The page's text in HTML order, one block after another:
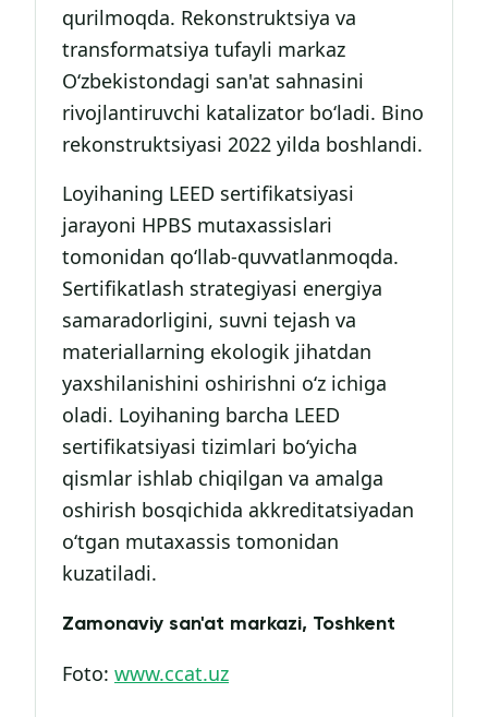
qurilmoqda. Rekonstruktsiya va
transformatsiya tufayli markaz
O‘zbekistondagi san'at sahnasini
rivojlantiruvchi katalizator bo‘ladi. Bino
rekonstruktsiyasi 2022 yilda boshlandi.
Loyihaning LEED sertifikatsiyasi
jarayoni HPBS mutaxassislari
tomonidan qo‘llab-quvvatlanmoqda.
Sertifikatlash strategiyasi energiya
samaradorligini, suvni tejash va
materiallarning ekologik jihatdan
yaxshilanishini oshirishni o‘z ichiga
oladi. Loyihaning barcha LEED
sertifikatsiyasi tizimlari bo‘yicha
qismlar ishlab chiqilgan va amalga
oshirish bosqichida akkreditatsiyadan
o‘tgan mutaxassis tomonidan
kuzatiladi.
Zamonaviy san'at markazi, Toshkent
Foto: www.ccat.uz